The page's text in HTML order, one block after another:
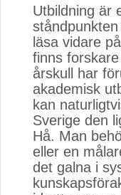
Utbildning är
läsa vidare
finns
årskull har
akademisk
kan
Sverige den
Hå. Man
eller en
det galna i